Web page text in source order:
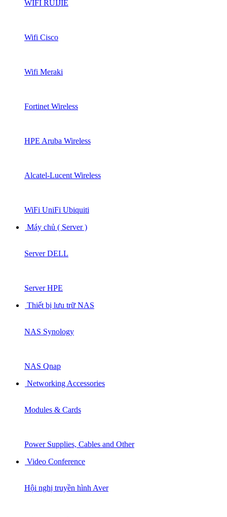
WIFI RUIJIE
Wifi Cisco
Wifi Meraki
Fortinet Wireless
HPE Aruba Wireless
Alcatel-Lucent Wireless
WiFi UniFi Ubiquiti
Máy chủ ( Server )
Server DELL
Server HPE
Thiết bị lưu trữ NAS
NAS Synology
NAS Qnap
Networking Accessories
Modules & Cards
Power Supplies, Cables and Other
Video Conference
Hội nghị truyền hình Aver